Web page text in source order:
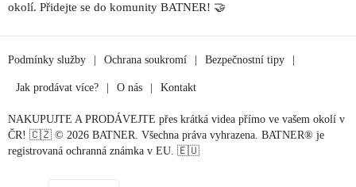
okolí. Přidejte se do komunity BATNER! 🤝
Podmínky služby Ochrana soukromí Bezpečnostní tipy
Jak prodávat více? O nás Kontakt
NAKUPUJTE A PRODÁVEJTE přes krátká videa přímo ve vašem okolí v
ČR! 🇨🇿 © 2026 BATNER. Všechna práva vyhrazena. BATNER® je
registrovaná ochranná známka v EU. 🇪🇺